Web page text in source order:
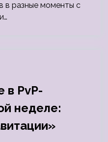
в разные моменты с
в PvP-
неделе: